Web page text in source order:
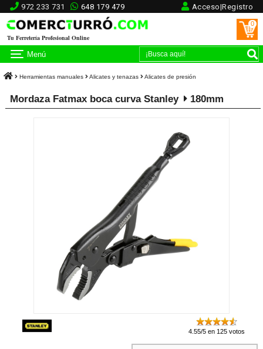
972 233 731 648 179 479 Acceso|Registro
Tu Ferretería Profesional Online
0
Menú
Herramientas manuales Alicates y tenazas Alicates de presión
Mordaza Fatmax boca curva Stanley 180mm
4.55/5 en 125 votos